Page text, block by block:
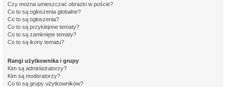
Czy można umieszczać obrazki w poście?
Co to są ogłoszenia globalne?
Co to są ogłoszenia?
Co to są przyklejone tematy?
Co to są zamknięte tematy?
Co to są ikony tematu?
Rangi użytkownika i grupy
Kim są administratorzy?
Kim są moderatorzy?
Co to są grupy użytkowników?